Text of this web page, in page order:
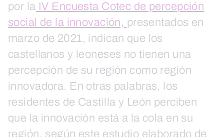
por la IV Encuesta Cotec de percepción
social de la innovación, presentados en
marzo de 2021, indican que los
castellanos y leoneses no tienen una
percepción de su región como región
innovadora. En otras palabras, los
residentes de Castilla y León perciben
que la innovación está a la cola en su
región, según este estudio elaborado de